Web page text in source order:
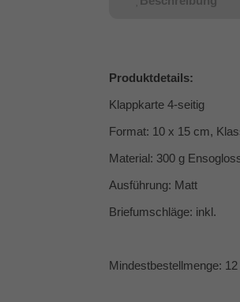
Produktdetails:
Klappkarte 4-seitig
Format: 10 x 15 cm,
Material: 300 g
Ausführung: Matt
Briefumschläge: inkl.
Mindestbestellmenge: